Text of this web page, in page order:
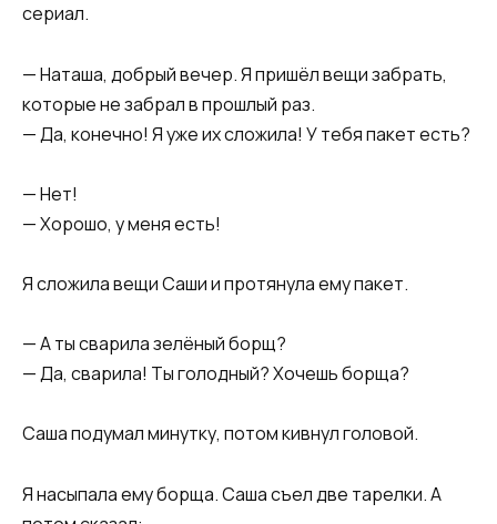
сериал.
— Наташа, добрый вечер. Я пришёл вещи забрать,
которые не забрал в прошлый раз.
— Да, конечно! Я уже их сложила! У тебя пакет есть?
— Нет!
— Хорошо, у меня есть!
Я сложила вещи Саши и протянула ему пакет.
— А ты сварила зелёный борщ?
— Да, сварила! Ты голодный? Хочешь борща?
Саша подумал минутку, потом кивнул головой.
Я насыпала ему борща. Саша съел две тарелки. А